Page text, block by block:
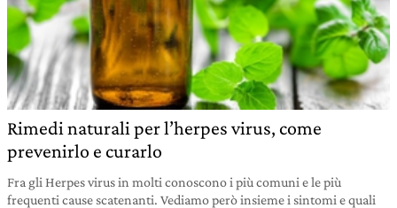
Rimedi naturali per l’herpes virus, come
prevenirlo e curarlo
Fra gli Herpes virus in molti conoscono i più comuni e le più
frequenti cause scatenanti. Vediamo però insieme i sintomi e quali